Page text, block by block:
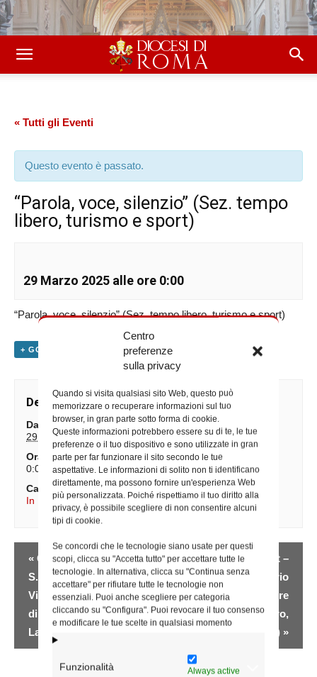
Centro
preferenze
sulla privacy
Quando si visita qualsiasi sito Web, questo può
memorizzare o recuperare informazioni sul tuo
browser, in gran parte sotto forma di cookie.
Queste informazioni potrebbero essere su di te, le tue
preferenze o il tuo dispositivo e sono utilizzate in gran
parte per far funzionare il sito secondo le tue
aspettative. Le informazioni di solito non ti identificano
direttamente, ma possono fornire un'esperienza Web
più personalizzata. Poiché rispettiamo il tuo diritto alla
privacy, è possibile scegliere di non consentire alcuni
tipi di cookie.
Se concordi che le tecnologie siano usate per questi
scopi, clicca su "Accetta tutto" per accettare tutte le
tecnologie. In alternativa, clicca su "Continua senza
accettare" per rifiutare tutte le tecnologie non
essenziali. Puoi anche scegliere per categoria
cliccando su "Configura". Puoi revocare il tuo consenso
e modificare le tue scelte in qualsiasi momento
Funzionalità Always active
« Tutti gli Eventi
Questo evento è passato.
“Parola, voce, silenzio” (Sez. tempo
libero, turismo e sport)
29 Marzo 2025 alle ore 0:00
“Parola, voce, silenzio” (Sez. tempo libero, turismo e sport)
+ GOOGLE CALENDAR + ESPORTA IN ICAL
Dettagli
Data:
29 Marzo 2025
Ora:
0:00
Categorie Evento:
In Diocesi,Iniziative degli Uffici
Evento
Navigazione
« Giubileo Parrocchia
S. Maria della
Visitazione – Basilica
di San Giovanni in
Laterano
Giubileo dello sport –
Pontificio Seminario
Romano Maggiore
(Sez. tempo libero,
turismo e sport) »